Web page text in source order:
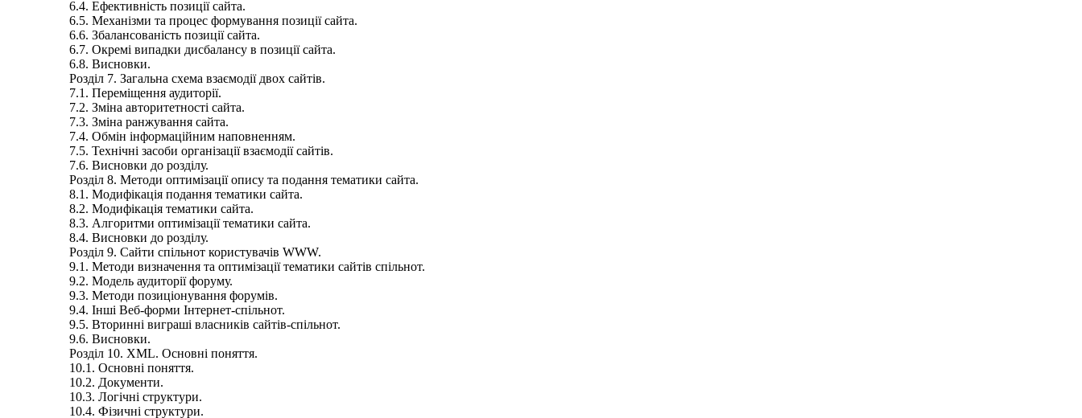
6.4. Ефективність позиції сайта.
6.5. Механізми та процес формування позиції сайта.
6.6. Збалансованість позиції сайта.
6.7. Окремі випадки дисбалансу в позиції сайта.
6.8. Висновки.
Розділ 7. Загальна схема взаємодії двох сайтів.
7.1. Переміщення аудиторії.
7.2. Зміна авторитетності сайта.
7.3. Зміна ранжування сайта.
7.4. Обмін інформаційним наповненням.
7.5. Технічні засоби організації взаємодії сайтів.
7.6. Висновки до розділу.
Розділ 8. Методи оптимізації опису та подання тематики сайта.
8.1. Модифікація подання тематики сайта.
8.2. Модифікація тематики сайта.
8.3. Алгоритми оптимізації тематики сайта.
8.4. Висновки до розділу.
Розділ 9. Сайти спільнот користувачів WWW.
9.1. Методи визначення та оптимізації тематики сайтів спільнот.
9.2. Модель аудиторії форуму.
9.3. Методи позиціонування форумів.
9.4. Інші Веб-форми Інтернет-спільнот.
9.5. Вторинні виграші власників сайтів-спільнот.
9.6. Висновки.
Розділ 10. XML. Основні поняття.
10.1. Основні поняття.
10.2. Документи.
10.3. Логічні структури.
10.4. Фізичні структури.